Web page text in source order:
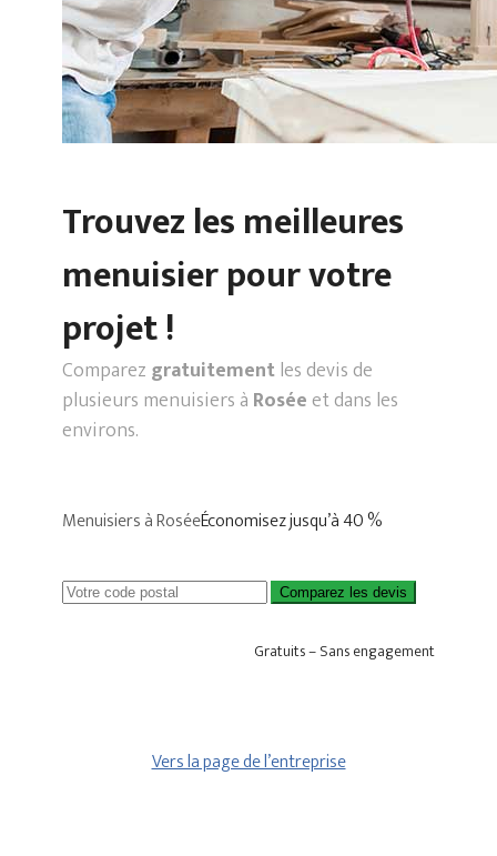
Trouvez les meilleures
menuisier pour votre
projet !
Comparez gratuitementles devis de
plusieurs menuisiers à Roséeet dans les
environs.
Menuisiers à RoséeÉconomisez jusqu’à 40 %
Comparez les devis
Gratuits – Sans engagement
Vers la page de l’entreprise